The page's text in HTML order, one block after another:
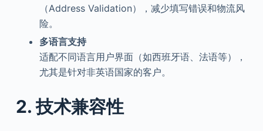
（Address Validation），减少填写错误和物流风
险。
多语言支持
适配不同语言用户界面（如西班牙语、法语等），
尤其是针对非英语国家的客户。
2. 技术兼容性